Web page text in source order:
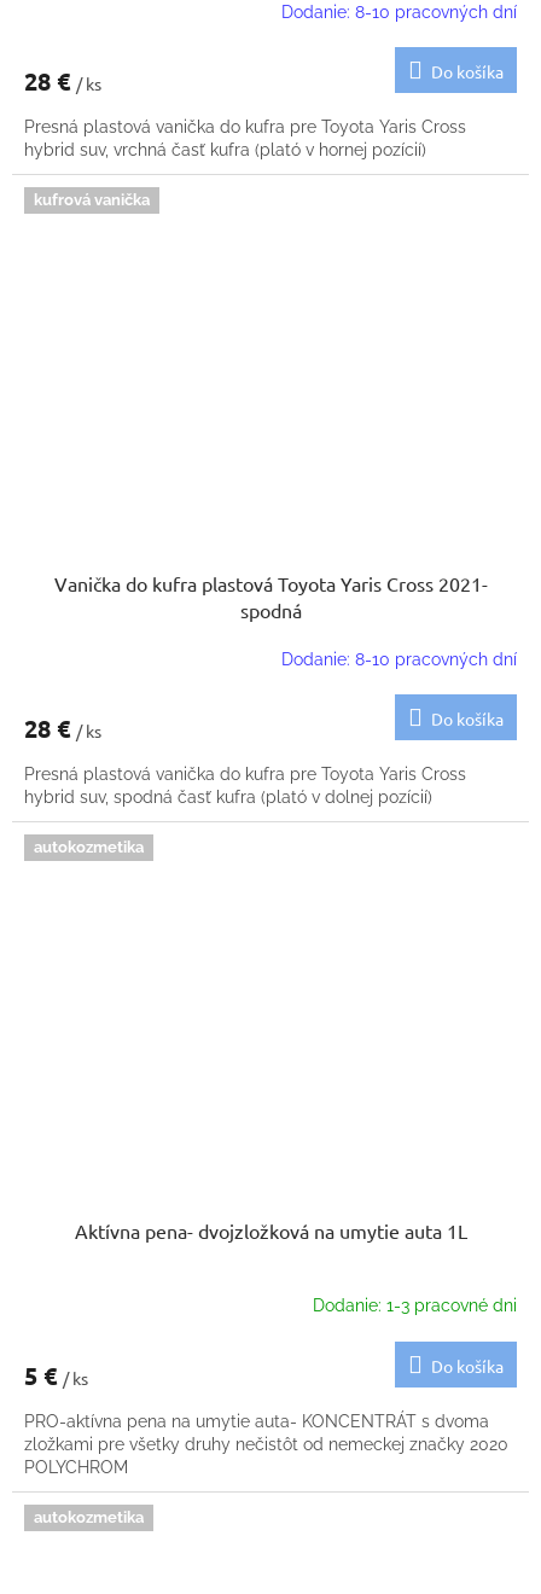
Dodanie: 8-10 pracovných dní
28 € / ks
Do košíka
Presná plastová vanička do kufra pre Toyota Yaris Cross
hybrid suv, vrchná časť kufra (plató v hornej pozícií)
kufrová vanička
Vanička do kufra plastová Toyota Yaris Cross 2021-
spodná
Dodanie: 8-10 pracovných dní
28 € / ks
Do košíka
Presná plastová vanička do kufra pre Toyota Yaris Cross
hybrid suv, spodná časť kufra (plató v dolnej pozícií)
autokozmetika
Aktívna pena- dvojzložková na umytie auta 1L
Dodanie: 1-3 pracovné dni
5 € / ks
Do košíka
PRO-aktívna pena na umytie auta- KONCENTRÁT s dvoma
zložkami pre všetky druhy nečistôt od nemeckej značky 2020
POLYCHROM
autokozmetika